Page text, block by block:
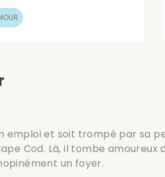
emploi et soit trompé par sa
Cod. Là, il tombe amoureux
un foyer.